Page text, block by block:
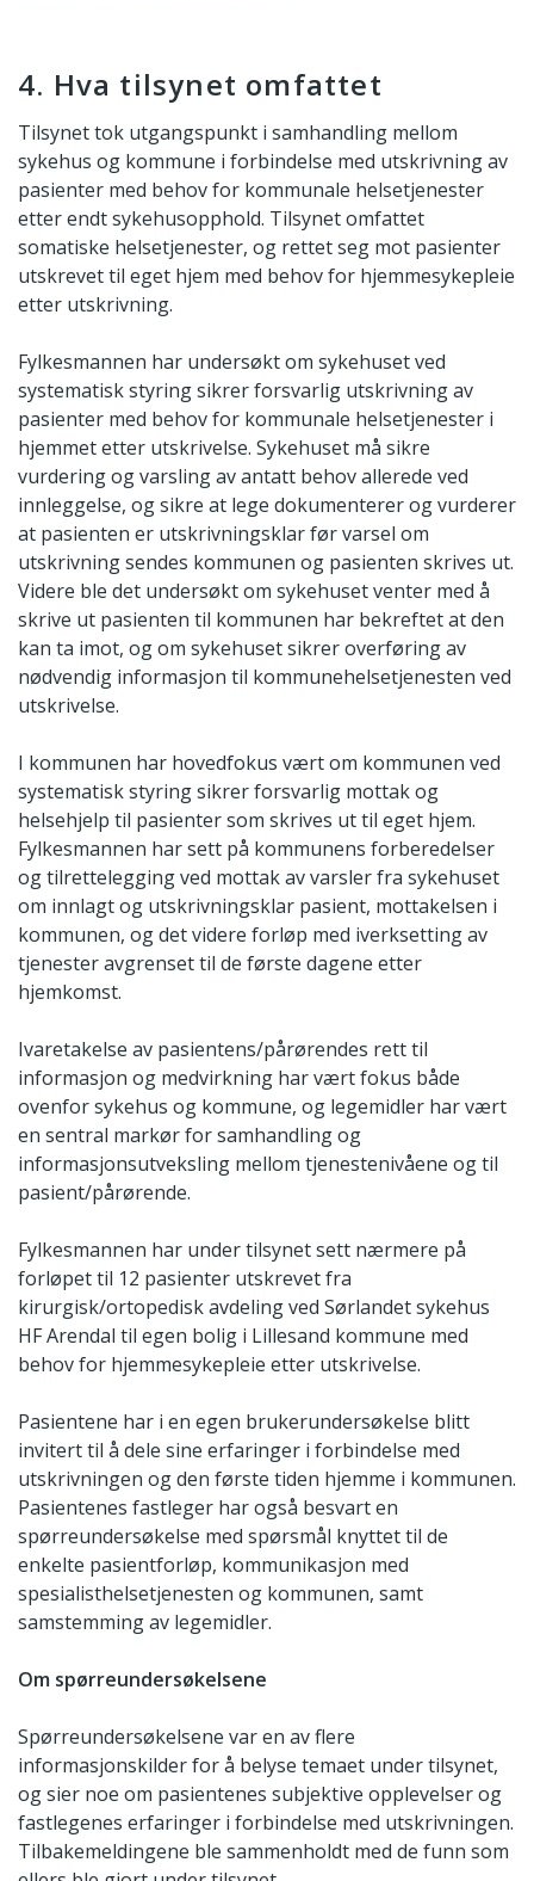
4. Hva tilsynet omfattet
Tilsynet tok utgangspunkt i samhandling mellom
sykehus og kommune i forbindelse med utskrivning av
pasienter med behov for kommunale helsetjenester
etter endt sykehusopphold. Tilsynet omfattet
somatiske helsetjenester, og rettet seg mot pasienter
utskrevet til eget hjem med behov for hjemmesykepleie
etter utskrivning.
Fylkesmannen har undersøkt om sykehuset ved
systematisk styring sikrer forsvarlig utskrivning av
pasienter med behov for kommunale helsetjenester i
hjemmet etter utskrivelse. Sykehuset må sikre
vurdering og varsling av antatt behov allerede ved
innleggelse, og sikre at lege dokumenterer og vurderer
at pasienten er utskrivningsklar før varsel om
utskrivning sendes kommunen og pasienten skrives ut.
Videre ble det undersøkt om sykehuset venter med å
skrive ut pasienten til kommunen har bekreftet at den
kan ta imot, og om sykehuset sikrer overføring av
nødvendig informasjon til kommunehelsetjenesten ved
utskrivelse.
I kommunen har hovedfokus vært om kommunen ved
systematisk styring sikrer forsvarlig mottak og
helsehjelp til pasienter som skrives ut til eget hjem.
Fylkesmannen har sett på kommunens forberedelser
og tilrettelegging ved mottak av varsler fra sykehuset
om innlagt og utskrivningsklar pasient, mottakelsen i
kommunen, og det videre forløp med iverksetting av
tjenester avgrenset til de første dagene etter
hjemkomst.
Ivaretakelse av pasientens/pårørendes rett til
informasjon og medvirkning har vært fokus både
ovenfor sykehus og kommune, og legemidler har vært
en sentral markør for samhandling og
informasjonsutveksling mellom tjenestenivåene og til
pasient/pårørende.
Fylkesmannen har under tilsynet sett nærmere på
forløpet til 12 pasienter utskrevet fra
kirurgisk/ortopedisk avdeling ved Sørlandet sykehus
HF Arendal til egen bolig i Lillesand kommune med
behov for hjemmesykepleie etter utskrivelse.
Pasientene har i en egen brukerundersøkelse blitt
invitert til å dele sine erfaringer i forbindelse med
utskrivningen og den første tiden hjemme i kommunen.
Pasientenes fastleger har også besvart en
spørreundersøkelse med spørsmål knyttet til de
enkelte pasientforløp, kommunikasjon med
spesialisthelsetjenesten og kommunen, samt
samstemming av legemidler.
Om spørreundersøkelsene
Spørreundersøkelsene var en av flere
informasjonskilder for å belyse temaet under tilsynet,
og sier noe om pasientenes subjektive opplevelser og
fastlegenes erfaringer i forbindelse med utskrivningen.
Tilbakemeldingene ble sammenholdt med de funn som